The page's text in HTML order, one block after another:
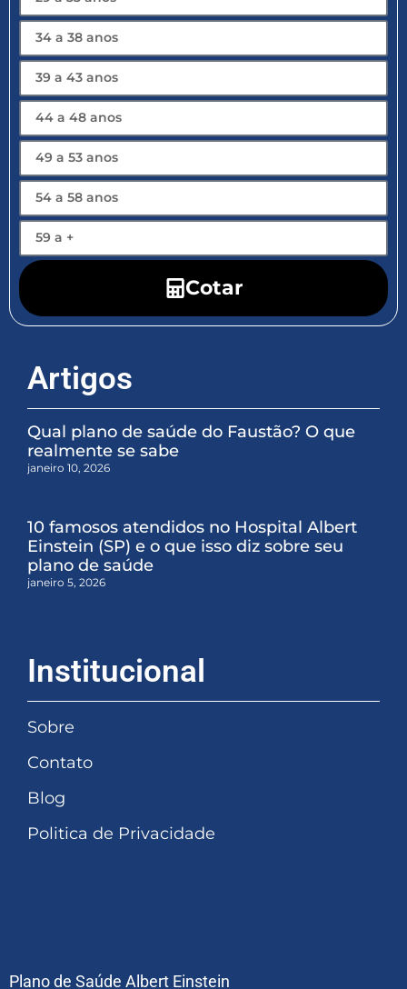
Cotar
Artigos
Qual plano de saúde do Faustão? O que
realmente se sabe
janeiro 10, 2026
10 famosos atendidos no Hospital Albert
Einstein (SP) e o que isso diz sobre seu
plano de saúde
janeiro 5, 2026
Institucional
Sobre
Contato
Blog
Politica de Privacidade
Plano de Saúde Albert Einstein